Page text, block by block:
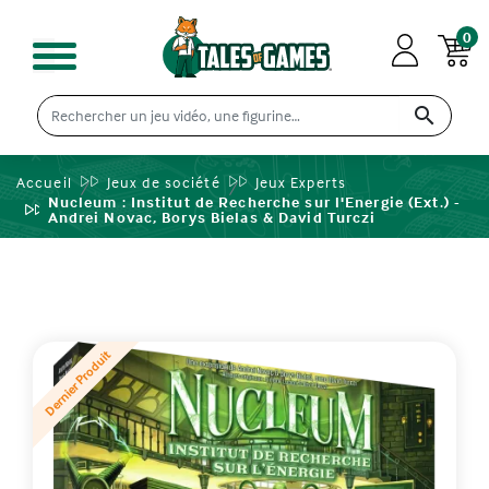

0
Accueil Jeux de société
Jeux Experts
Nucleum : Institut de Recherche sur l'Energie (Ext.) -
Andrei Novac, Borys Bielas & David Turczi
Dernier Produit